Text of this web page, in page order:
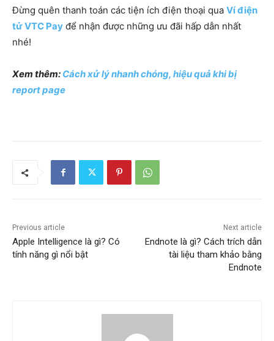
Đừng quên thanh toán các tiện ích điện thoại qua Ví điện
tử VTC Pay để nhận được những ưu đãi hấp dẫn nhất
nhé!
Xem thêm: Cách xử lý nhanh chóng, hiệu quả khi bị
report page
Previous article
Apple Intelligence là gì? Có
tính năng gì nổi bật
Next article
Endnote là gì? Cách trích dẫn
tài liệu tham khảo bằng
Endnote